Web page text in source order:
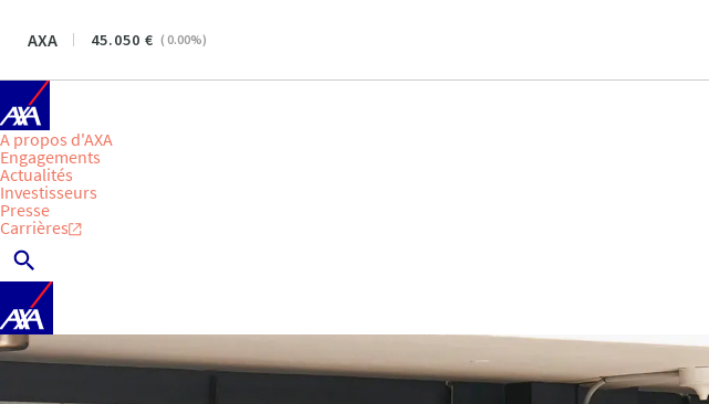
AXA 45.050 ( 0.00%)
A propos d'AXA
Engagements
Actualités
Investisseurs
Presse
Carrières